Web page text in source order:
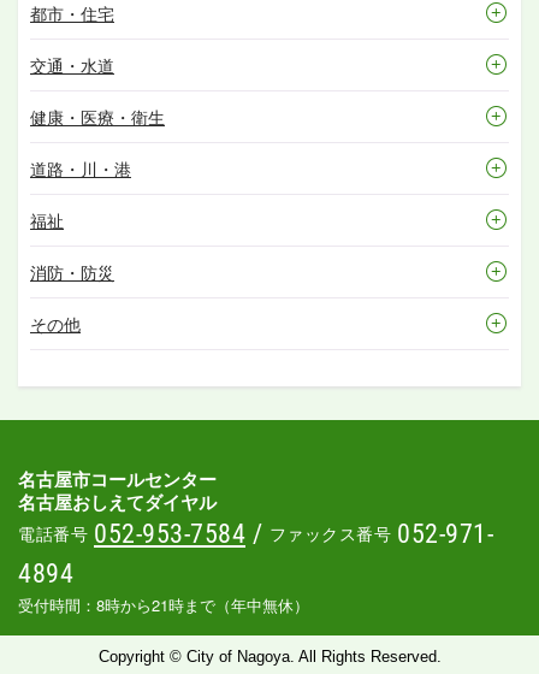
都市・住宅
交通・水道
健康・医療・衛生
道路・川・港
福祉
消防・防災
その他
名古屋市コールセンター
名古屋おしえてダイヤル
電話番号 052-953-7584 / ファックス番号 052-971-
4894
受付時間：8時から21時まで（年中無休）
Copyright © City of Nagoya. All Rights Reserved.